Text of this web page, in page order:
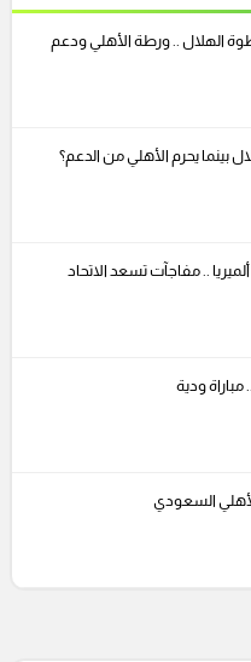
الهلال .. ورطة الأهلي ودعم
بينما يحرم الأهلي من الدعم؟
.. مفاجآت تسعد الاتحاد
السعودي